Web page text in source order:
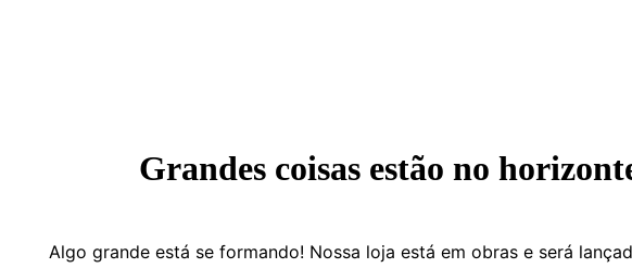
Grandes coisas estão no
Algo grande está se formando! Nossa loja está em obras e será